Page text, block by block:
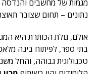
נתונים – תחום שצובר
בתי ספר, לפיתוח בינה
טכנולוגית גבוהה, והחל